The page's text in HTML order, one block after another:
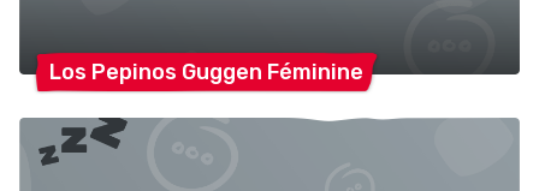
Los Pepinos Guggen Féminine